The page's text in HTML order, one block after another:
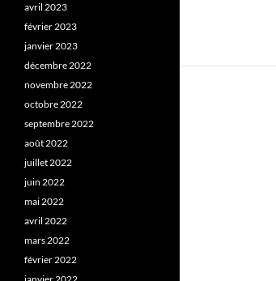
avril 2023
février 2023
janvier 2023
décembre 2022
novembre 2022
octobre 2022
septembre 2022
août 2022
juillet 2022
juin 2022
mai 2022
avril 2022
mars 2022
février 2022